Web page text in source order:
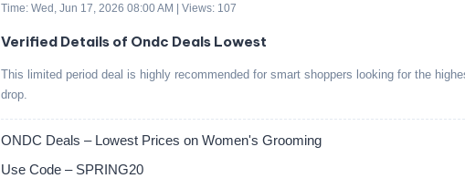
Time: Wed, Jun 17, 2026 08:00 AM | Views: 107
Verified Details of Ondc Deals Lowest
This limited period deal is highly recommended for smart shoppers looking for the
drop.
ONDC Deals – Lowest Prices on Women's Grooming
Use Code – SPRING20